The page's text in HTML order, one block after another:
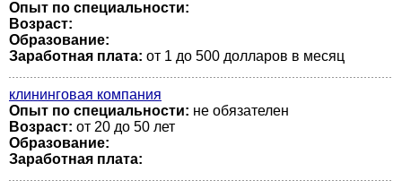
Опыт по специальности:
Возраст:
Образование:
Заработная плата: от 1 до 500 долларов в месяц
клининговая компания
Опыт по специальности: не обязателен
Возраст: от 20 до 50 лет
Образование:
Заработная плата: